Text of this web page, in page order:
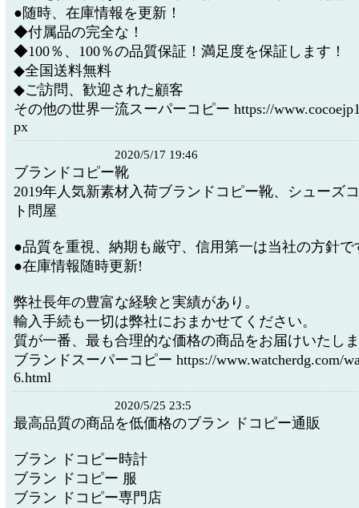
●随時、在庫情報を更新！
◆付属品の完全な！
◆100％、100％の品質保証！満足度を保証します！
◆全国送料無料
◆ご訪問、歓迎された顧客
その他の世界一流スーパーコピー https://
px
2020/5/17 19:46
ブランドコピー靴
2019年人気新素材入荷ブランドコピー靴、シューズ
ト問屋
●品質を重視、納期も厳守、信用第一は当社の方針で
●在庫情報随時更新!
弊社長年の豊富な経験と実績があり。
輸入手続も一切は弊社におまかせてください。
質が一番、最も合理的な価格の商品をお届けいたし
ブランドスーパーコピー https://www.watcherdg.com/
6.html
2020/5/25 23:5
最高品質の商品を低価格のブラン ドコピー通販
ブラン ドコピー時計
ブラン ドコピー 服
ブラン ドコピー専門店